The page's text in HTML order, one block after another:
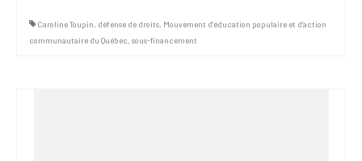
Caroline Toupin, défense de droits, Mouvement d'éducation populaire et d'action
communautaire du Québec, sous-financement